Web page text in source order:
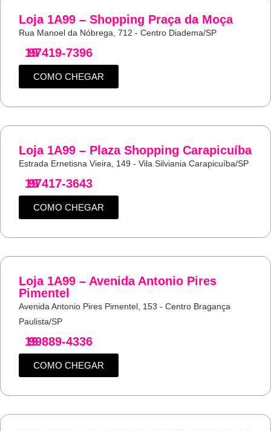
Loja 1A99 – Shopping Praça da Moça
Rua Manoel da Nóbrega, 712 - Centro Diadema/SP
19
97419-7396
COMO CHEGAR
Loja 1A99 – Plaza Shopping Carapicuíba
Estrada Ernetisna Vieira, 149 - Vila Silviania Carapicuíba/SP
19
97417-3643
COMO CHEGAR
Loja 1A99 – Avenida Antonio Pires
Pimentel
Avenida Antonio Pires Pimentel, 153 - Centro Bragança
Paulista/SP
19
99889-4336
COMO CHEGAR